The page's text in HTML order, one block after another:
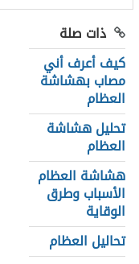
ذات صلة
كيف أعرف أني
مصاب بهشاشة
العظام
تحليل هشاشة
العظام
هشاشة العظام
الأسباب وطرق
الوقاية
تحاليل العظام